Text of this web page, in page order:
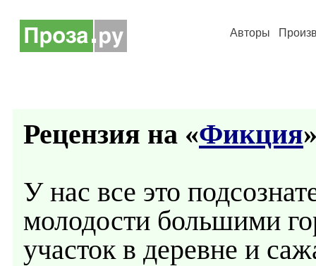
Авторы
Рецензия на «Фикция
У нас все это
молодости большими
участок в деревне и